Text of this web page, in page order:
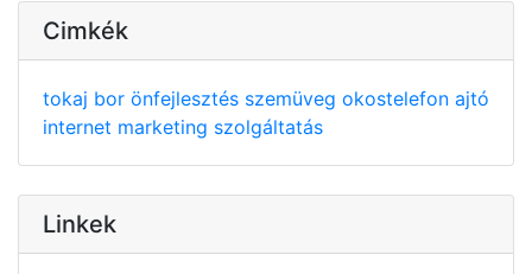
Cimkék
tokaj bor önfejlesztés szemüveg okostelefon ajtó
internet marketing szolgáltatás
Linkek